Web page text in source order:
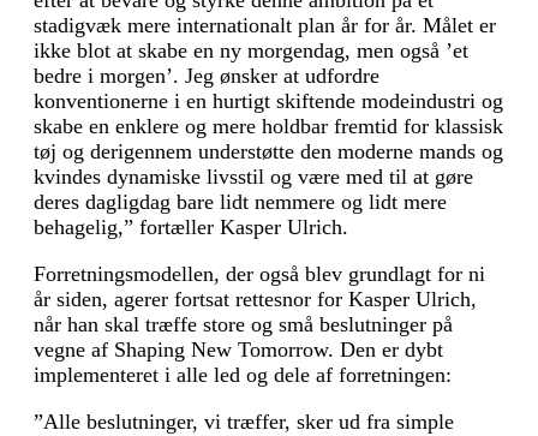
stadigvæk mere internationalt plan år for år. Målet er
ikke blot at skabe en ny morgendag, men også ’et
bedre i morgen’. Jeg ønsker at udfordre
konventionerne i en hurtigt skiftende modeindustri og
skabe en enklere og mere holdbar fremtid for klassisk
tøj og derigennem understøtte den moderne mands og
kvindes dynamiske livsstil og være med til at gøre
deres dagligdag bare lidt nemmere og lidt mere
behagelig,” fortæller Kasper Ulrich.
Forretningsmodellen, der også blev grundlagt for ni
år siden, agerer fortsat rettesnor for Kasper Ulrich,
når han skal træffe store og små beslutninger på
vegne af Shaping New Tomorrow. Den er dybt
implementeret i alle led og dele af forretningen:
”Alle beslutninger, vi træffer, sker ud fra simple